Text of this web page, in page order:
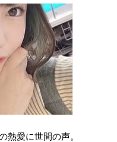
熱愛に世間の声。